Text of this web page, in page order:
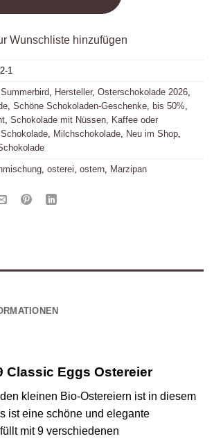
Wunschliste hinzufügen
1
Summerbird, Hersteller, Osterschokolade 2026,
, Schöne Schokoladen-Geschenke, bis 50%,
, Schokolade mit Nüssen, Kaffee oder
, Milchschokolade, Neu im Shop,
, osterei, ostern, Marzipan
Classic Eggs Ostereier
kleinen Bio-Ostereiern ist in diesem
ist eine schöne und elegante
mit 9 verschiedenen